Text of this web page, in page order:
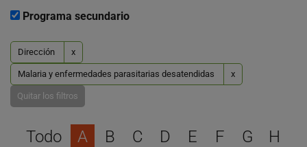
Programa secundario
Dirección x
Malaria y enfermedades parasitarias desatendidas x
Quitar los filtros
Selecciona una letra
Todo A B C D E F G
H